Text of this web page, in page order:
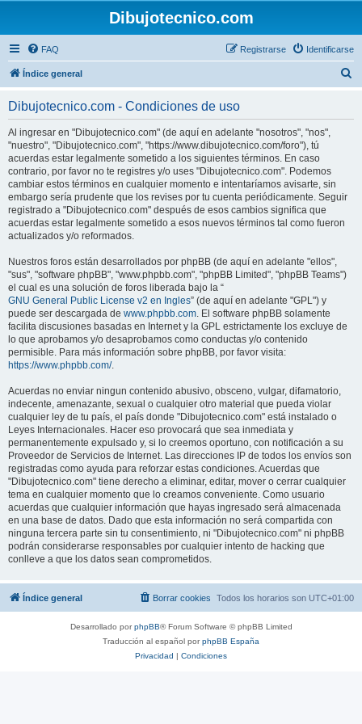
Dibujotecnico.com
FAQ Identificarse
Registrarse
Índice general
Dibujotecnico.com - Condiciones de uso
Al ingresar en "Dibujotecnico.com" (de aquí en adelante "nosotros", "nos",
"nuestro", "Dibujotecnico.com", "https://www.dibujotecnico.com/foro"), tú
acuerdas estar legalmente sometido a los siguientes términos. En caso
contrario, por favor no te registres y/o uses "Dibujotecnico.com". Podemos
cambiar estos términos en cualquier momento e intentaríamos avisarte, sin
embargo sería prudente que los revises por tu cuenta periódicamente. Seguir
registrado a "Dibujotecnico.com" después de esos cambios significa que
acuerdas estar legalmente sometido a esos nuevos términos tal como fueron
actualizados y/o reformados.
Nuestros foros están desarrollados por phpBB (de aquí en adelante "ellos",
"sus", "software phpBB", "www.phpbb.com", "phpBB Limited", "phpBB Teams")
el cual es una solución de foros liberada bajo la “
GNU General Public License v2 en Ingles” (de aquí en adelante "GPL") y
puede ser descargada de www.phpbb.com. El software phpBB solamente
facilita discusiones basadas en Internet y la GPL estrictamente los excluye de
lo que aprobamos y/o desaprobamos como conductas y/o contenido
permisible. Para más información sobre phpBB, por favor visita:
https://www.phpbb.com/.
Acuerdas no enviar ningun contenido abusivo, obsceno, vulgar, difamatorio,
indecente, amenazante, sexual o cualquier otro material que pueda violar
cualquier ley de tu país, el país donde "Dibujotecnico.com" está instalado o
Leyes Internacionales. Hacer eso provocará que sea inmediata y
permanentemente expulsado y, si lo creemos oportuno, con notificación a su
Proveedor de Servicios de Internet. Las direcciones IP de todos los envíos son
registradas como ayuda para reforzar estas condiciones. Acuerdas que
"Dibujotecnico.com" tiene derecho a eliminar, editar, mover o cerrar cualquier
tema en cualquier momento que lo creamos conveniente. Como usuario
acuerdas que cualquier información que hayas ingresado será almacenada
en una base de datos. Dado que esta información no será compartida con
ninguna tercera parte sin tu consentimiento, ni "Dibujotecnico.com" ni phpBB
podrán considerarse responsables por cualquier intento de hacking que
conlleve a que los datos sean comprometidos.
Índice general Todos los horarios son UTC+01:00
Borrar cookies
Desarrollado porphpBB® Forum Software © phpBB Limited
Traducción al español porphpBB España
Privacidad | Condiciones